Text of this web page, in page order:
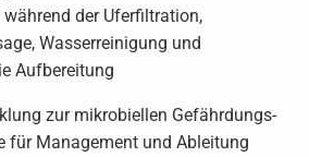
der Uferfiltration,
Wasserreinigung und
Aufbereitung
zur mikrobiellen Gefährdungs-
für Management und Ableitung